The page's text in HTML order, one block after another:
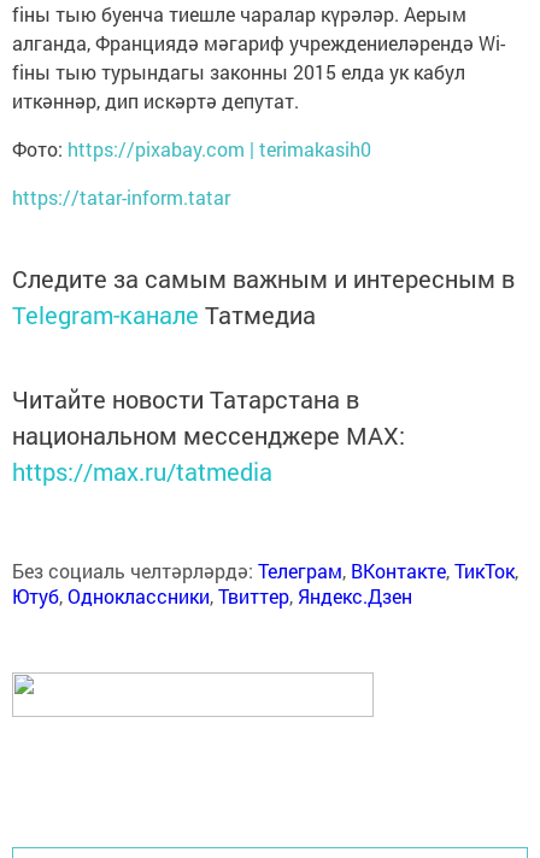
fiны тыю буенча тиешле чаралар күрәләр. Аерым
алганда, Франциядә мәгариф учреждениеләрендә Wi-
fiны тыю турындагы законны 2015 елда ук кабул
иткәннәр, дип искәртә депутат.
Фото: https://pixabay.com | terimakasih0
https://tatar-inform.tatar
Следите за самым важным и интересным в
Telegram-канале Татмедиа
Читайте новости Татарстана в
национальном мессенджере MАХ:
https://max.ru/tatmedia
Без социаль челтәрләрдә: Телеграм, ВКонтакте,ТикТок,
Ютуб,Одноклассники,Твиттер, Яндекс.Дзен